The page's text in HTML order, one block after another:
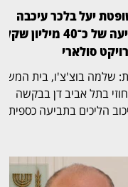
יעל בלכר עיכבה
תביעה של כ־40 מיליון שקל
סולארי
שלמה בוצ'צ'ו, בית המשפט
בתל אביב דן בבקשה
הליכים בתביעה כספית
אור שיא אנרגיה סולארי
מוגבלת ושיא נרגיה